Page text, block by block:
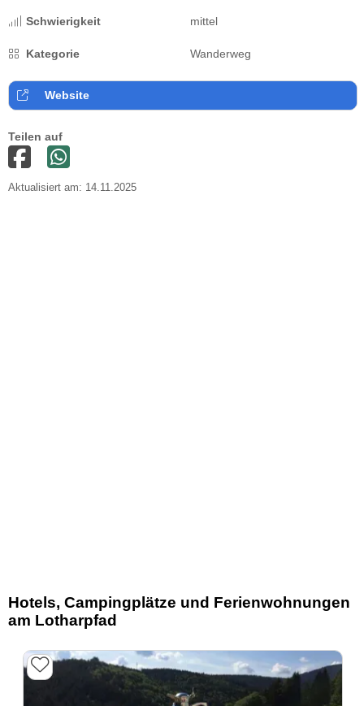
Schwierigkeit mittel
Kategorie Wanderweg
Website
Teilen auf
Aktualisiert am: 14.11.2025
Hotels, Campingplätze und Ferienwohnungen
am Lotharpfad